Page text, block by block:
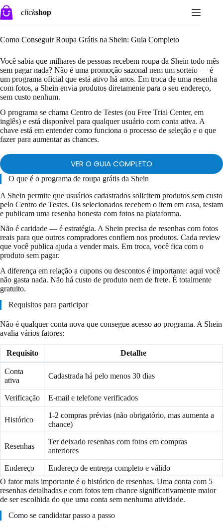
Pular
para
o
clickshop
Como Conseguir Roupa Grátis na Shein: Guia Completo
Você sabia que milhares de pessoas recebem roupa da Shein todo mês
sem pagar nada? Não é uma promoção sazonal nem um sorteio — é
um programa oficial que está ativo há anos. Em troca de uma resenha
com fotos, a Shein envia produtos diretamente para o seu endereço,
sem custo nenhum.
O programa se chama Centro de Testes (ou Free Trial Center, em
inglês) e está disponível para qualquer usuário com conta ativa. A
chave está em entender como funciona o processo de seleção e o que
fazer para aumentar as chances.
VER O GUIA COMPLETO
O que é o programa de roupa grátis da Shein
A Shein permite que usuários cadastrados solicitem produtos sem custo
pelo Centro de Testes. Os selecionados recebem o item em casa, testam
e publicam uma resenha honesta com fotos na plataforma.
Não é caridade — é estratégia. A Shein precisa de resenhas com fotos
reais para que outros compradores confiem nos produtos. Cada review
que você publica ajuda a vender mais. Em troca, você fica com o
produto sem pagar.
A diferença em relação a cupons ou descontos é importante: aqui você
não gasta nada. Não há custo de produto nem de frete. É totalmente
gratuito.
Requisitos para participar
Não é qualquer conta nova que consegue acesso ao programa. A Shein
avalia vários fatores:
Requisito Detalhe
Conta
ativa
Cadastrada há pelo menos 30 dias
Verificação E-mail e telefone verificados
Histórico
1-2 compras prévias (não obrigatório, mas aumenta a
chance)
Resenhas
Ter deixado resenhas com fotos em compras
anteriores
Endereço
Endereço de entrega completo e válido
O fator mais importante é o histórico de resenhas. Uma conta com 5
resenhas detalhadas e com fotos tem chance significativamente maior
de ser escolhida do que uma conta sem nenhuma atividade.
Como se candidatar passo a passo